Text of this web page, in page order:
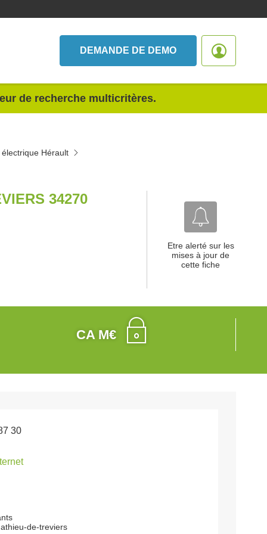
DEMANDE DE DEMO
de recherche multicritères.
Hérault
34270
Etre alerté sur les
mises à jour de
cette fiche
CA M€
30
de-treviers